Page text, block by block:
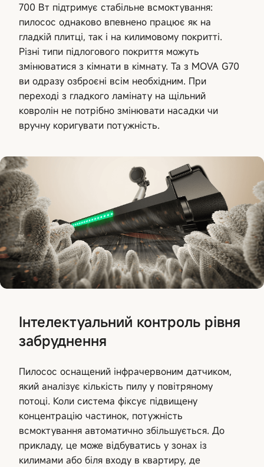
700 Вт підтримує стабільне всмоктування:
пилосос однаково впевнено працює як на
гладкій плитці, так і на килимовому покритті.
Різні типи підлогового покриття можуть
змінюватися з кімнати в кімнату. Та з MOVA G70
ви одразу озброєні всім необхідним. При
переході з гладкого ламінату на щільний
ковролін не потрібно змінювати насадки чи
вручну коригувати потужність.
Інтелектуальний контроль рівня
забруднення
Пилосос оснащений інфрачервоним датчиком,
який аналізує кількість пилу у повітряному
потоці. Коли система фіксує підвищену
концентрацію частинок, потужність
всмоктування автоматично збільшується. До
прикладу, це може відбуватись у зонах із
килимами або біля входу в квартиру, де